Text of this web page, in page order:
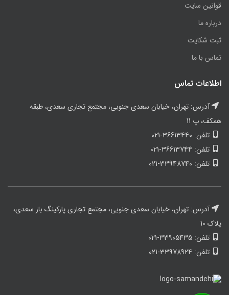
قوانین سایت
درباره ما
ثبت شکایت
تماس با ما
اطلاعات تماس
آدرس: تهران، خیابان سعدی جنوبی، مجتمع تجاری سعدی، طبقه
همکف، پ 11
تلفن: 36613440-021
تلفن: 36613744-021
تلفن: 33948740-021
آدرس: تهران، خیابان سعدی جنوبی، مجتمع تجاری پارکینگ باز سعدی،
پلاک 10
تلفن: 33905435-021
تلفن: 33978924-021